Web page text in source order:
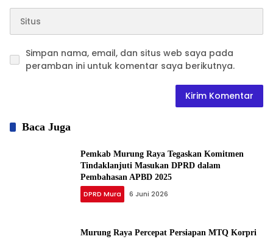
Simpan nama, email, dan situs web saya pada
peramban ini untuk komentar saya berikutnya.
Baca Juga
Pemkab Murung Raya Tegaskan Komitmen
Tindaklanjuti Masukan DPRD dalam
Pembahasan APBD 2025
DPRD Mura 6 Juni 2026
Murung Raya Percepat Persiapan MTQ Korpri